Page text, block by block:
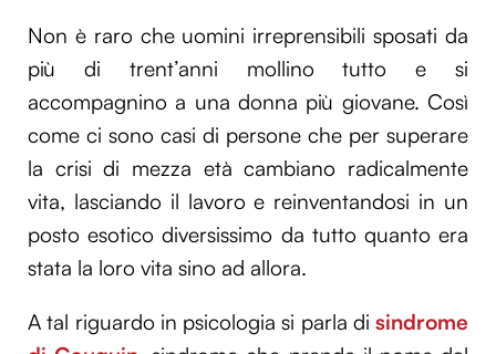
Non è raro che uomini irreprensibili sposati da
più di trent’anni mollino tutto e si
accompagnino a una donna più giovane. Così
come ci sono casi di persone che per superare
la crisi di mezza età cambiano radicalmente
vita, lasciando il lavoro e reinventandosi in un
posto esotico diversissimo da tutto quanto era
stata la loro vita sino ad allora.
A tal riguardo in psicologia si parla di sindrome